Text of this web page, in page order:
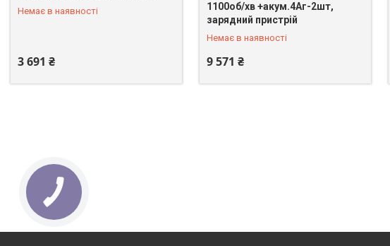
Немає в наявності
3 691 ₴
+380 (67) 669-92-15
1100об/хв +акум.4Аг-2шт,
зарядний пристрій
Немає в наявності
9 571 ₴
+380 (67) 669-92-15